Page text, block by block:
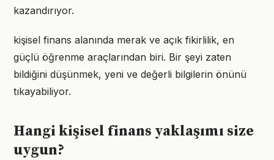
kazandırıyor.
kişisel finans alanında merak ve açık fikirlilik, en
güçlü öğrenme araçlarından biri. Bir şeyi zaten
bildiğini düşünmek, yeni ve değerli bilgilerin önünü
tıkayabiliyor.
Hangi kişisel finans yaklaşımı size
uygun?